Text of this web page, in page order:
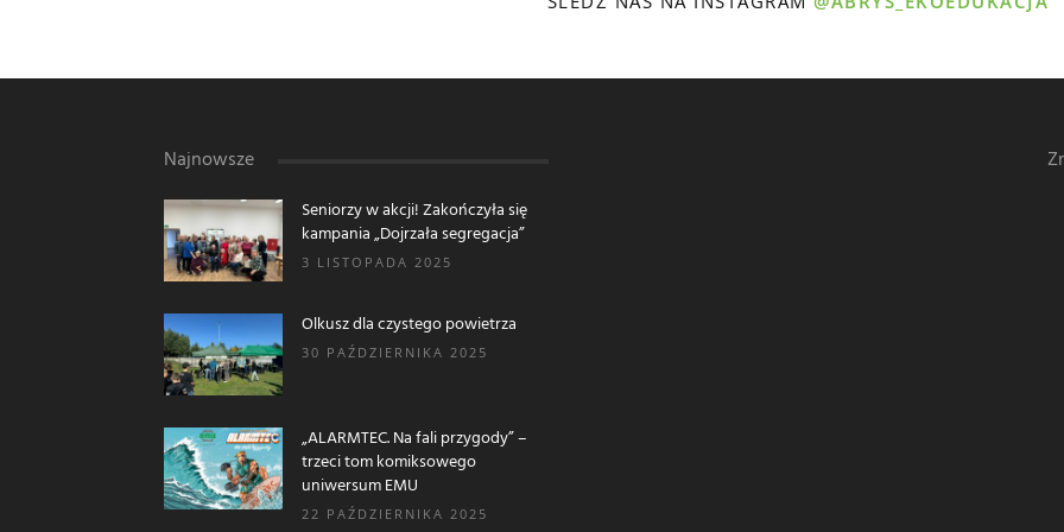
Najnowsze
Seniorzy w akcji! Zakończyła się
kampania „Dojrzała segregacja”
3 LISTOPADA 2025
Olkusz dla czystego powietrza
30 PAŹDZIERNIKA 2025
„ALARMTEC. Na fali przygody” –
trzeci tom komiksowego
uniwersum EMU
22 PAŹDZIERNIKA 2025